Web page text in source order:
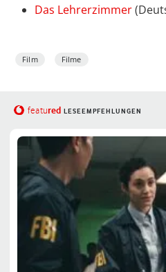
Das Lehrerzimmer
Film Filme
featured LESEEMPFEHLUNGEN